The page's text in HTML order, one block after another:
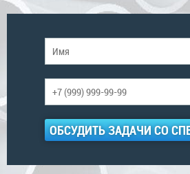
ОБСУДИТЬ ЗАДАЧИ СО